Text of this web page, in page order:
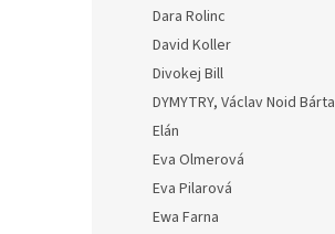
Dara Rolinc
David Koller
Divokej Bill
DYMYTRY, Václav Noid Bárta
Elán
Eva Olmerová
Eva Pilarová
Ewa Farna